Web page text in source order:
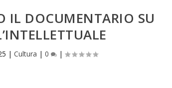
IL DOCUMENTARIO SU
| Cultura | 0 |